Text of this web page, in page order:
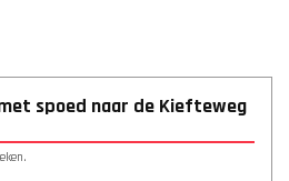
spoed naar de Kiefteweg